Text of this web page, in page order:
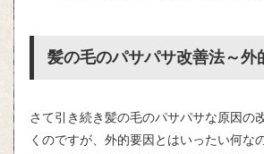
髪の毛のパサパサ改善法～外
さて引き続き髪の毛のパサパサな原因の
くのですが、外的要因とはいったい何な